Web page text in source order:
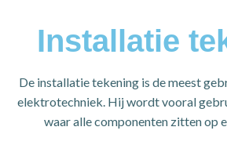
Installatie
De installatie tekening is de meest
elektrotechniek. Hij wordt vooral
waar alle componenten zitten op